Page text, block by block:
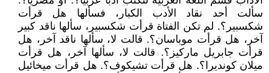
سألت أحد نقاد الأدب الكبار، فسألها هل قرأت
شكسبير؟. لم تكن الفتاة قرأت شكسبير، سألها ناقد كبير
آخر، هل قرأت موباسان؟. قالت لا، سألها ناقد آخر، هل
قرأت جابريل ماركيز؟. قالت لا، سألها آخر، هل قرأت
ميلان كونديرا؟. هل قرأت تشيكوف؟. هل قرأت ميخائيل